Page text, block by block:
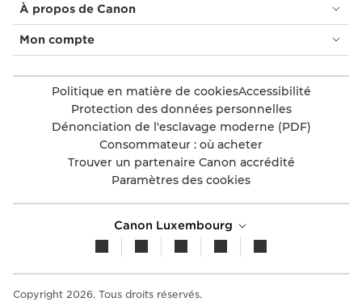
À propos de Canon
Mon compte
Politique en matière de cookiesAccessibilité
Protection des données personnelles
Dénonciation de l'esclavage moderne (PDF)
Consommateur : où acheter
Trouver un partenaire Canon accrédité
Paramètres des cookies
Canon Luxembourg
Copyright 2026. Tous droits réservés.